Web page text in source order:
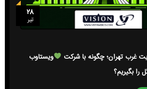
۲۸
تیر
غرب تهران؛ چگونه با شرکت
ویستاوب
را بگیریم؟